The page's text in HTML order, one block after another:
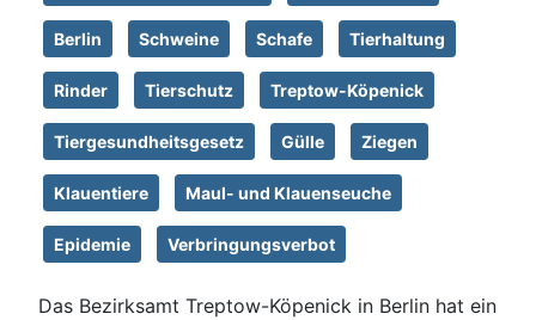
Berlin Schweine Schafe Tierhaltung
Rinder Tierschutz Treptow-Köpenick
Tiergesundheitsgesetz Gülle Ziegen
Klauentiere Maul- und Klauenseuche
Epidemie Verbringungsverbot
Das Bezirksamt Treptow-Köpenick in Berlin hat ein